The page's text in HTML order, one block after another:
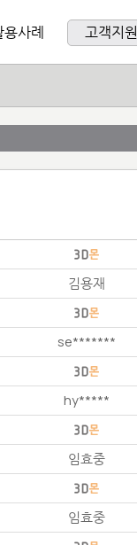
용사례 고객지원
김용재
se*******
hy*****
임효중
임효중